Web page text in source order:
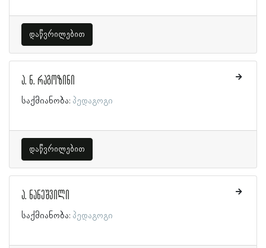
დაწვრილებით
ა. ნ. რაგოზინი
საქმიანობა: პედაგოგი
დაწვრილებით
ა. ნანეშვილი
საქმიანობა: პედაგოგი